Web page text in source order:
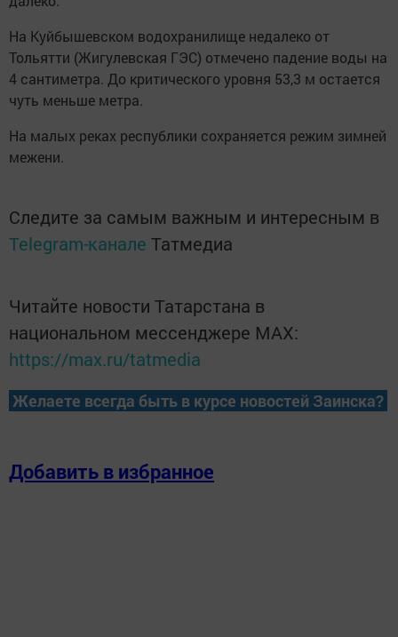
На Куйбышевском водохранилище недалеко от
Тольятти (Жигулевская ГЭС) отмечено падение воды на
4 сантиметра. До критического уровня 53,3 м остается
чуть меньше метра.
На малых реках республики сохраняется режим зимней
межени.
Следите за самым важным и интересным в
Telegram-канале Татмедиа
Читайте новости Татарстана в
национальном мессенджере MАХ:
https://max.ru/tatmedia
Желаете всегда быть в курсе новостей Заинска?
Добавить в избранное